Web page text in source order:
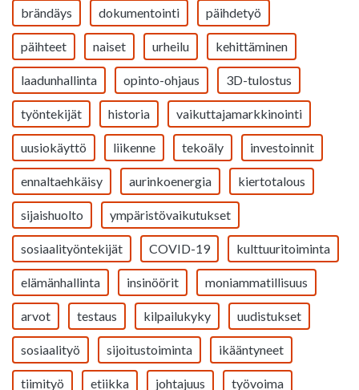
brändäys dokumentointi päihdetyö
päihteet naiset urheilu kehittäminen
laadunhallinta opinto-ohjaus 3D-tulostus
työntekijät historia vaikuttajamarkkinointi
uusiokäyttö liikenne tekoäly investoinnit
ennaltaehkäisy aurinkoenergia kiertotalous
sijaishuolto ympäristövaikutukset
sosiaalityöntekijät COVID-19 kulttuuritoiminta
elämänhallinta insinöörit moniammatillisuus
arvot testaus kilpailukyky uudistukset
sosiaalityö sijoitustoiminta ikääntyneet
tiimityö etiikka johtajuus työvoima